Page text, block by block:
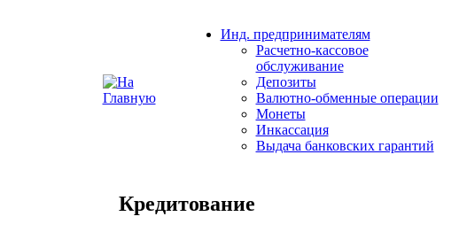
Инд. предпринимателям
Расчетно-кассовое
обслуживание
Депозиты
Валютно-обменные операции
Монеты
Инкассация
Выдача банковских гарантий
Кредитование